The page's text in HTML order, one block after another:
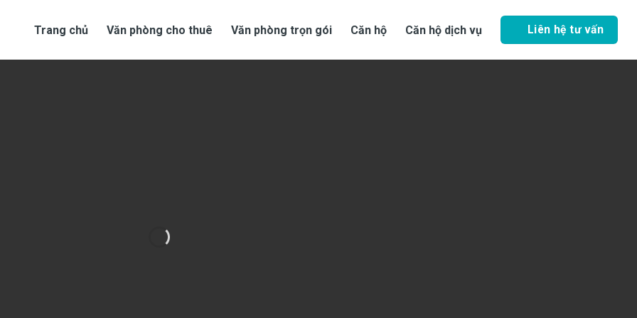
Trang chủ Văn phòng cho thuê Văn phòng trọn gói Căn hộ Căn hộ dịch vụ Liên hệ tư vấn